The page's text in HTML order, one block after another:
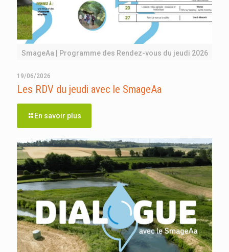
SmageAa | Programme des Rendez-vous du jeudi 2026
19/06/2026
Les RDV du jeudi avec le SmageAa
En savoir plus